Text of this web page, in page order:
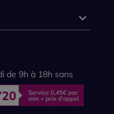
de 9h à 18h sans